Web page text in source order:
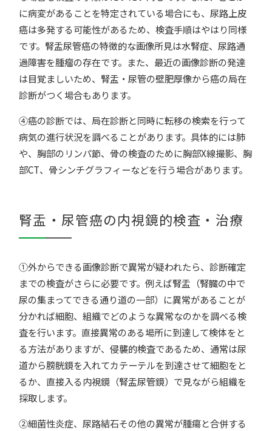
に病変があることを特定されている場合にも、尿路上皮
癌は多発する可能性があるため、検査手順はやはり同様
です。腎盂尿管癌の特徴的な画像所見は水腎症、尿路通
過障害を腫瘤の存在です。また、最近の画像診断の発達
は目覚ましいため、腎盂・尿管の壁肥厚像から癌の局在
診断がつく場合もあります。
④癌の診断では、局在診断と同時に転移の検索を行って
病気の進行状況を調べることがあります。具体的には肺
や、胸部のリンパ節、骨の検査のために胸部X線撮影、胸
部CT、骨シンチグラフィーなどを行う場合があります。
腎盂・尿管癌の内視鏡的検査・治療
①外からできる画像診断で異常が疑われたら、診断確定
までの検査がさらに必要です。例えば腎盂（腎臓の中で
尿の集まってできる通り道の一部）に異常があることが
分かれば細胞、組織でどのような異常なのかを調べる検
査を行います。直接異常のある場所に到達して検体をと
る方法がありますが、侵襲的検査であるため、通常は尿
道から膀胱鏡を入れてカテーテルを到達させて細胞をと
るか、直接入る内視鏡（腎盂尿管鏡）で見ながら組織を
採取します。
②細菌性炎症、尿路結石その他の異常が腫瘍と合併する